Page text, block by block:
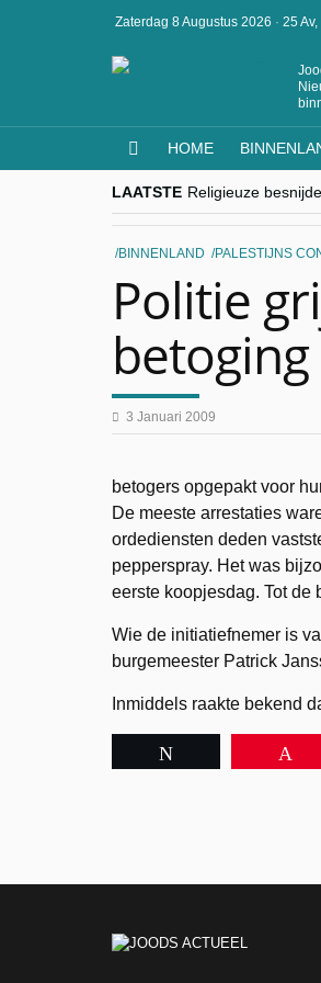
Zaterdag 8 Augustus 2026 · 25
HOME
LAATSTE Religieuze
“Besnijdenisdebat
CITYTRIP |
“Vandaag zit elke
BINNENLAND PALESTIJNS
Politie
3 Januari 2009
betogers opgepakt voor
De meeste arrestaties
ordediensten deden
pepperspray. Het was
eerste koopjesdag. Tot de
Wie de initiatiefnemer is
burgemeester Patrick
Inmiddels raakte bekend